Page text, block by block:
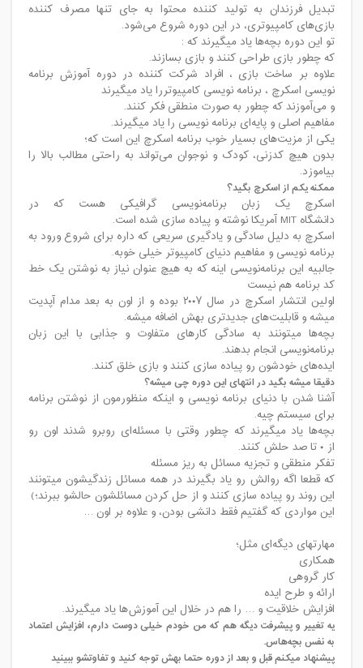
تبدیل فرزندان به تولید کننده محتوا به جای تنها مصرف کننده
بازی‌های کامپیوتری، در این دوره شروع می‌شود.
تو این دوره بچه‌ها یاد میگیرند که :
که چطور بازی طراحی کنند و بازی بسازند.
علاوه بر ساخت بازی ، افراد شرکت کننده در دوره آموزش برنامه
نویسی اسکرچ ، برنامه نویسی کامپیوتررا یاد میگیرند
و می‌آموزند که چطور به صورت منطقی فکر کنند.
مفاهیم اصلی و پایه‌ای برنامه نویسی را یاد میگیرند.
یکی از مزیت‌های بسیار خوب برنامه اسکرچ این است که؛
بدون هیچ کدزنی، کودک و نوجوان می‌تواند به راحتی مطالب بالا را
بیاموزد.
ممکنه یکم از اسکرچ بگید؟
اسکرچ یک زبان برنامه‌نویسی گرافیکی هست که در
دانشگاه MIT آمریکا نوشته و پیاده سازی شده است.
اسکرچ به دلیل سادگی و یادگیری سریعی که داره برای شروع ورود به
برنامه نویسی و مفاهیم دنیای کامپیوتر خیلی خوبه.
جالبیه این برنامه‌نویسی اینه که به هیچ عنوان نیاز به نوشتن یک خط
کد برنامه هم نیست
اولین انتشار اسکرچ در سال ۲۰۰۷ بوده و از اون به بعد مدام آپدیت
میشه و قابلیت‌های جدیدتری بهش اضافه میشه.
بچه‌ها میتونند به سادگی کارهای متفاوت و جذابی با این زبان
برنامه‌نویسی انجام بدهند.
ایده‌های خودشون رو پیاده سازی کنند و بازی خلق کنند.
دقیقا میشه بگید در انتهای این دوره چی میشه؟
آشنا شدن با دنیای برنامه نویسی و اینکه منظورمون از نوشتن برنامه
برای سیستم چیه.
بچه‌ها یاد میگیرند که چطور وقتی با مسئله‌ای روبرو شدند اون رو
از ۰ تا صد حلش کنند.
تفکر منطقی و تجزیه مسائل به ریز مسئله
که قطعا اگه روالش رو یاد بگیرند در همه مسائل زندگیشون میتونند
این روند رو پیاده سازی کنند و از حل کردن مسائلشون حالشو ببرند؛)
این مواردی که گفتیم فقط دانشی بودن، و علاوه بر اون …
مهارتهای دیگه‌ای مثل؛
همکاری
کار گروهی
ارائه و طرح ایده
افزایش خلاقیت و … را هم در خلال این آموزش‌ها یاد میگیرند.
یه تغییر و پیشرفت دیگه هم که من خودم خیلی دوست دارم، افزایش اعتماد
به نفس بچه‌هاس.
پیشنهاد میکنم قبل و بعد از دوره حتما بهش توجه کنید و تفاوتشو ببینید